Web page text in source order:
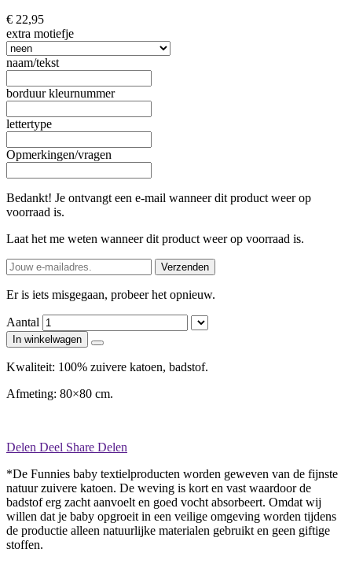
€ 22,95
extra motiefje
naam/tekst
borduur kleurnummer
lettertype
Opmerkingen/vragen
Bedankt! Je ontvangt een e-mail wanneer dit product weer op
voorraad is.
Laat het me weten wanneer dit product weer op voorraad is.
Verzenden
Er is iets misgegaan, probeer het opnieuw.
Aantal
In winkelwagen
Kwaliteit: 100% zuivere katoen, badstof.
Afmeting: 80×80 cm.
Delen Deel Share Delen
*De Funnies baby textielproducten worden geweven van de fijnste
natuur zuivere katoen. De weving is kort en vast waardoor de
badstof erg zacht aanvoelt en goed vocht absorbeert. Omdat wij
willen dat je baby opgroeit in een veilige omgeving worden tijdens
de productie alleen natuurlijke materialen gebruikt en geen giftige
stoffen.